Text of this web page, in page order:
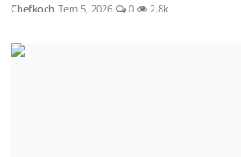
Chefkoch Tem 5, 2026 0 2.8k